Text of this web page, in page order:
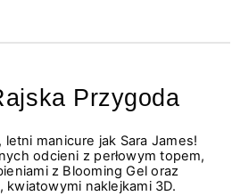
Przygoda
manicure jak Sara James!
odcieni z perłowym topem,
z Blooming Gel oraz
kwiatowymi naklejkami 3D.